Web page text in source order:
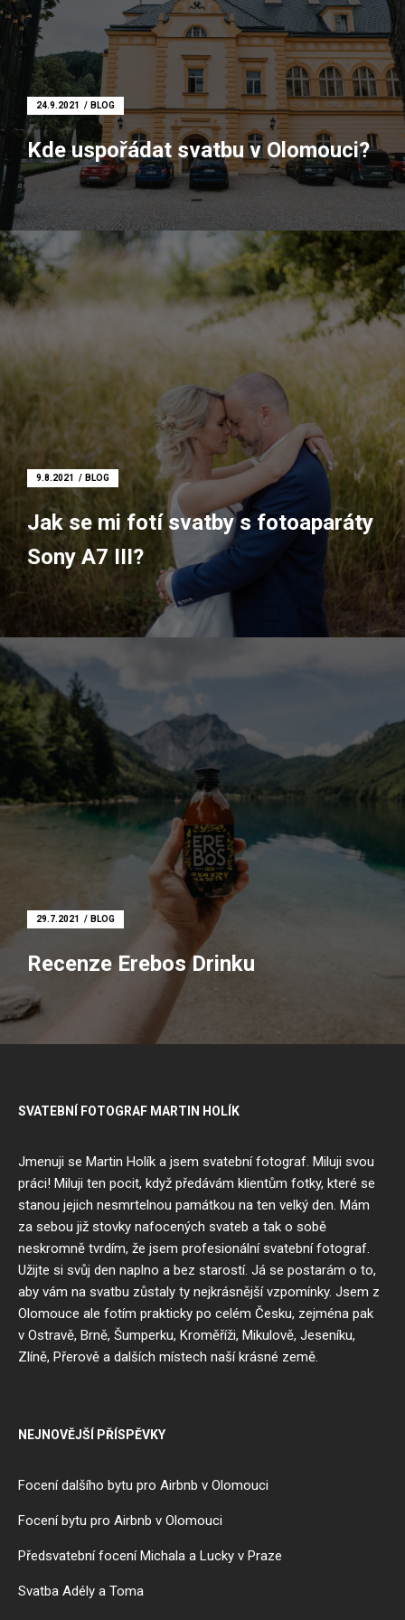
Rodinné fotografování
Firemní focení
Fotoateliér Olomouc
Dokument
Svatební focení
Těhotenské focení
Focení párů
Firemní focení
Kameraman
Focení nemovitostí
Fotoateliér
Fotokoutek
24.9.2021 BLOG
Kde uspořádat svatbu v Olomouci?
9.8.2021 BLOG
Jak se mi fotí svatby s fotoaparáty
Sony A7 III?
29.7.2021 BLOG
Recenze Erebos Drinku
SVATEBNÍ FOTOGRAF MARTIN HOLÍK
Jmenuji se Martin Holík a jsem svatební fotograf. Miluji svou
práci! Miluji ten pocit, když předávám klientům fotky, které se
stanou jejich nesmrtelnou památkou na ten velký den. Mám
za sebou již stovky nafocených svateb a tak o sobě
neskromně tvrdím, že jsem profesionální svatební fotograf.
Užijte si svůj den naplno a bez starostí. Já se postarám o to,
aby vám na svatbu zůstaly ty nejkrásnější vzpomínky. Jsem z
Olomouce ale fotím prakticky po celém Česku, zejména pak
v Ostravě, Brně, Šumperku, Kroměříži, Mikulově, Jeseníku,
Zlíně, Přerově a dalších místech naší krásné země.
NEJNOVĚJŠÍ PŘÍSPĚVKY
Focení dalšího bytu pro Airbnb v Olomouci
Focení bytu pro Airbnb v Olomouci
Předsvatební focení Michala a Lucky v Praze
Svatba Adély a Toma